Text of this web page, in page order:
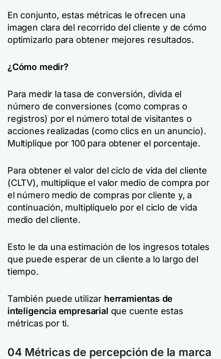
En conjunto, estas métricas le ofrecen una
imagen clara del recorrido del cliente y de cómo
optimizarlo para obtener mejores resultados.
¿Cómo medir?
Para medir la tasa de conversión, divida el
número de conversiones (como compras o
registros) por el número total de visitantes o
acciones realizadas (como clics en un anuncio).
Multiplique por 100 para obtener el porcentaje.
Para obtener el valor del ciclo de vida del cliente
(CLTV), multiplique el valor medio de compra por
el número medio de compras por cliente y, a
continuación, multiplíquelo por el ciclo de vida
medio del cliente.
Esto le da una estimación de los ingresos totales
que puede esperar de un cliente a lo largo del
tiempo.
También puede utilizar herramientas de
inteligencia empresarial que cuente estas
métricas por ti.
04 Métricas de percepción de la marca